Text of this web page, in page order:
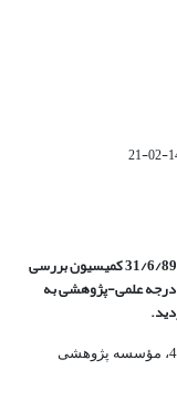
بررسی
درجه علمی‌-پژوهشیبه
آدرس : تهــران، خ نوفل لوشاتو، خ آراکلیان، شماره 4،‌ مؤسسه پژوهشی